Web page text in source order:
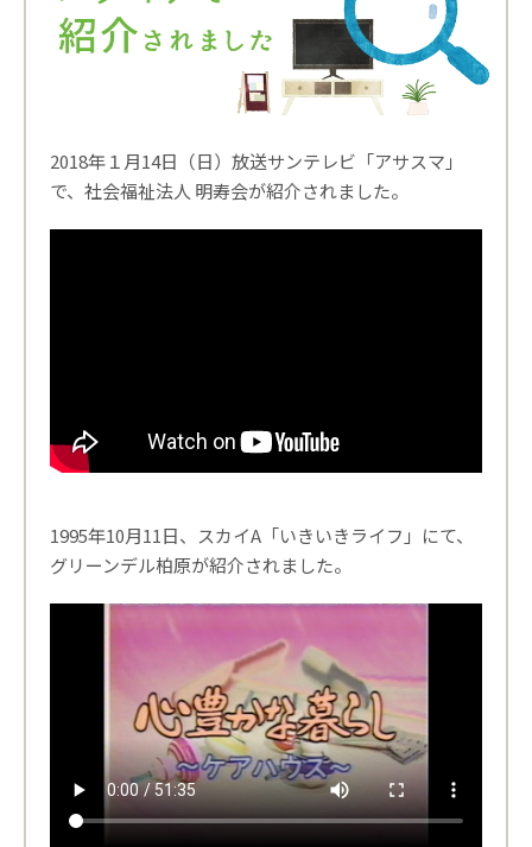
2018年１月14日（日）放送サンテレビ「アサスマ」
で、社会福祉法人 明寿会が紹介されました。
1995年10月11日、スカイA「いきいきライフ」にて、
グリーンデル柏原が紹介されました。